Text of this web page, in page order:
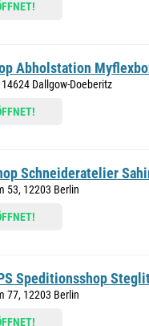
Abholstation
Dallgow-Doeberitz
Schneideratelier
53, 12203 Berlin
Speditionsshop
77, 12203 Berlin